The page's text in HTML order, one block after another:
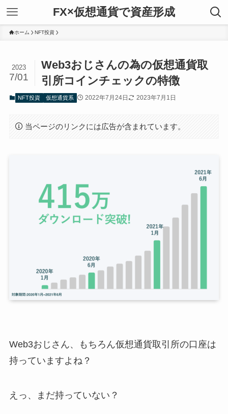
FX×仮想通貨で資産形成
ホーム NFT投資
Web3おじさんの為の仮想通貨取
引所コインチェックの特徴
2023
7/01
NFT投資 仮想通貨系 2022年7月24日 2023年7月1日
当ページのリンクには広告が含まれています。
Web3おじさん、もちろん仮想通貨取引所の口座は
持っていますよね？
えっ、まだ持っていない？